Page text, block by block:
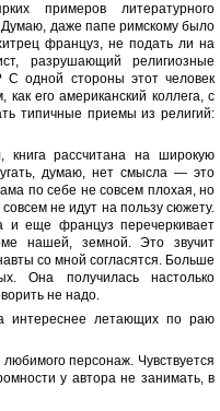
примеров литературного
даже папе римскому было
француз, не подать ли на
разрушающий религиозные
одной стороны этот человек
его американский коллега, с
типичные приемы из религий:
книга рассчитана на широкую
думаю, нет смысла — это
по себе не совсем плохая, но
не идут на пользу сюжету.
и еще француз перечеркивает
нашей, земной. Это звучит
со мной согласятся. Больше
Она получилась настолько
не надо.
интереснее летающих по раю
персонаж. Чувствуется
у автора не занимать, в